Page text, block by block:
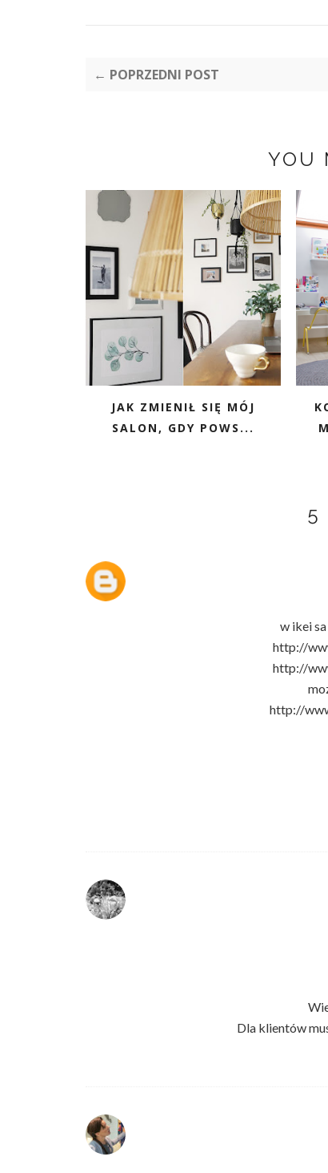
← POPRZEDNI POST
YOU
JAK ZMIENIŁ SIĘ MÓJ
SALON, GDY POWS...
5
w ikei
http://
http://
http://
Dla klientów